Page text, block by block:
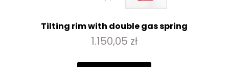
Tilting rim with double gas spring
1.150,05 zł